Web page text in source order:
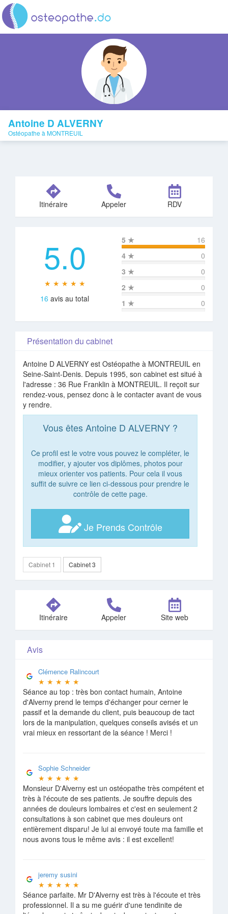
Antoine D ALVERNY
Ostéopathe à MONTREUIL
Itinéraire Appeler RDV
5.0
★ ★ ★ ★ ★
16 avis au total
5 ★
16
4 ★
0
3 ★
0
2 ★
0
1 ★ 0
Présentation du cabinet
Antoine D ALVERNY est Ostéopathe à MONTREUIL en
Seine-Saint-Denis. Depuis 1995, son cabinet est situé à
l'adresse : 36 Rue Franklin à MONTREUIL. Il reçoit sur
rendez-vous, pensez donc à le contacter avant de vous
y rendre.
Vous êtes Antoine D ALVERNY ?
Ce profil est le votre vous pouvez le compléter, le
modifier, y ajouter vos diplômes, photos pour
mieux orienter vos patients. Pour cela il vous
suffit de suivre ce lien ci-dessous pour prendre le
contrôle de cette page.
Je Prends Contrôle
Cabinet 1 Cabinet 3
Itinéraire Appeler Site web
Avis
Clémence Ralincourt
★ ★ ★ ★ ★
Séance au top : très bon contact humain, Antoine
d'Alverny prend le temps d'échanger pour cerner le
passif et la demande du client, puis beaucoup de tact
lors de la manipulation, quelques conseils avisés et un
vrai mieux en ressortant de la séance ! Merci !
Sophie Schneider
★ ★ ★ ★ ★
Monsieur D'Alverny est un ostéopathe très compétent et
très à l'écoute de ses patients. Je souffre depuis des
années de douleurs lombaires et c'est en seulement 2
consultations à son cabinet que mes douleurs ont
entièrement disparu! Je lui ai envoyé toute ma famille et
nous avons tous le même avis : il est excellent!
jeremy susini
★ ★ ★ ★ ★
Séance parfaite. Mr D'Alverny est très à l'écoute et très
professionnel. Il a su me guérir d'une tendinite de